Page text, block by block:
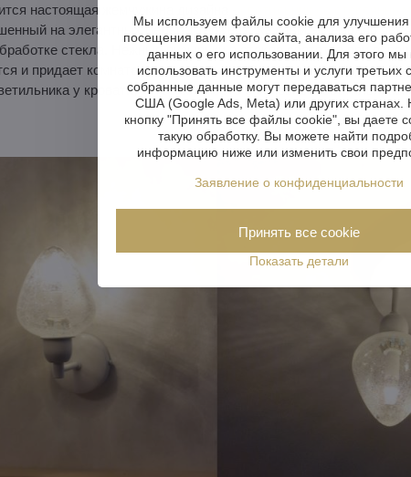
настоящая жемчужина дизайна -
на элегантных белых стержнях. Каждый экземпляр
стекла. Нежные пузырьки в стекле светятся при
и придает комнате теплую и расслабляющую атмосферу.
у кровати, которые вместе с основным
Мы используем файлы cookie для улучшения
посещения вами этого сайта, анализа его
данных о его использовании. Для этого
использовать инструменты и услуги третьих
собранные данные могут передаваться
США (Google Ads, Meta) или других странах.
кнопку "Принять все файлы cookie", вы даете
такую обработку. Вы можете найти
информацию ниже или изменить свои
Заявление о конфиденциальности
Показать детали
Принять все cookie